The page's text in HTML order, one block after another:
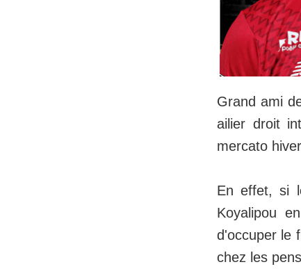
Grand ami
ailier droit
mercato
En effet, si
Koyalipou
d'occuper le
chez les